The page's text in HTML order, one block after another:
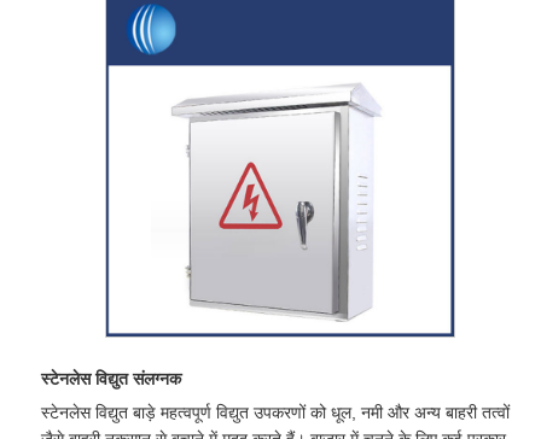
स्टेनलेस विद्युत संलग्नक
स्टेनलेस विद्युत बाड़े महत्वपूर्ण विद्युत उपकरणों को धूल, नमी और अन्य बाहरी तत्वों